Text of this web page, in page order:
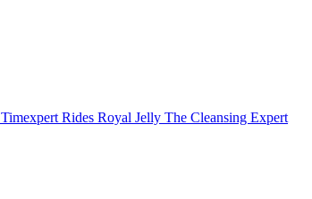
Timexpert Rides Royal Jelly The Cleansing Expert